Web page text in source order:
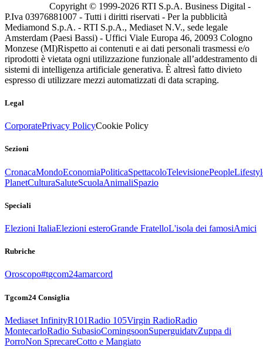
Copyright © 1999-2026 RTI S.p.A. Business Digital -
P.Iva 03976881007 - Tutti i diritti riservati - Per la pubblicità
Mediamond S.p.A. - RTI S.p.A., Mediaset N.V., sede legale
Amsterdam (Paesi Bassi) - Uffici Viale Europa 46, 20093 Cologno
Monzese (MI)Rispetto ai contenuti e ai dati personali trasmessi e/o
riprodotti è vietata ogni utilizzazione funzionale all’addestramento di
sistemi di intelligenza artificiale generativa. È altresì fatto divieto
espresso di utilizzare mezzi automatizzati di data scraping.
Legal
CorporatePrivacy PolicyCookie Policy
Sezioni
CronacaMondoEconomiaPoliticaSpettacoloTelevisionePeople
PlanetCulturaSaluteScuolaAnimaliSpazio
Speciali
Elezioni ItaliaElezioni esteroGrande FratelloL'isola dei famosiAmici
Rubriche
Oroscopo#tgcom24amarcord
Tgcom24 Consiglia
Mediaset InfinityR101Radio 105Virgin RadioRadio
MontecarloRadio SubasioComingsoonSuperguidatvZuppa di
PorroNon SprecareCotto e Mangiato